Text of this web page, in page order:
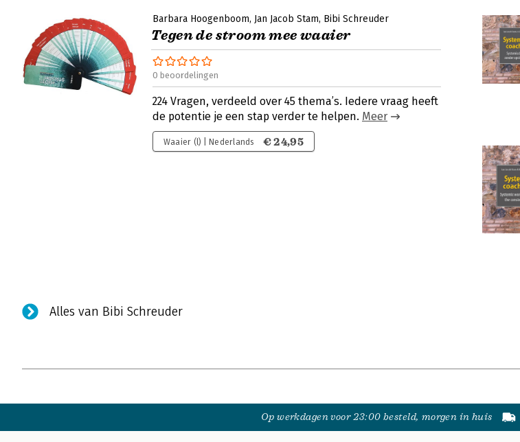
Barbara Hoogenboom Jan Jacob Stam Bibi Schreuder
Tegen de stroom mee waaier
0 beoordelingen
224 Vragen, verdeeld over 45 thema’s. Iedere vraag heeft
de potentie je een stap verder te helpen. Meer
Waaier (l) | Nederlands € 24,95
Alles van Bibi Schreuder
Op werkdagen voor 23:00 besteld, morgen in huis